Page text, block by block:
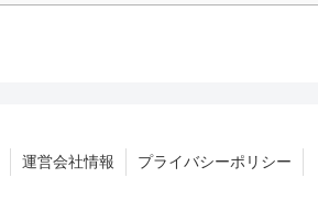
運営会社情報 プライバシーポリシー